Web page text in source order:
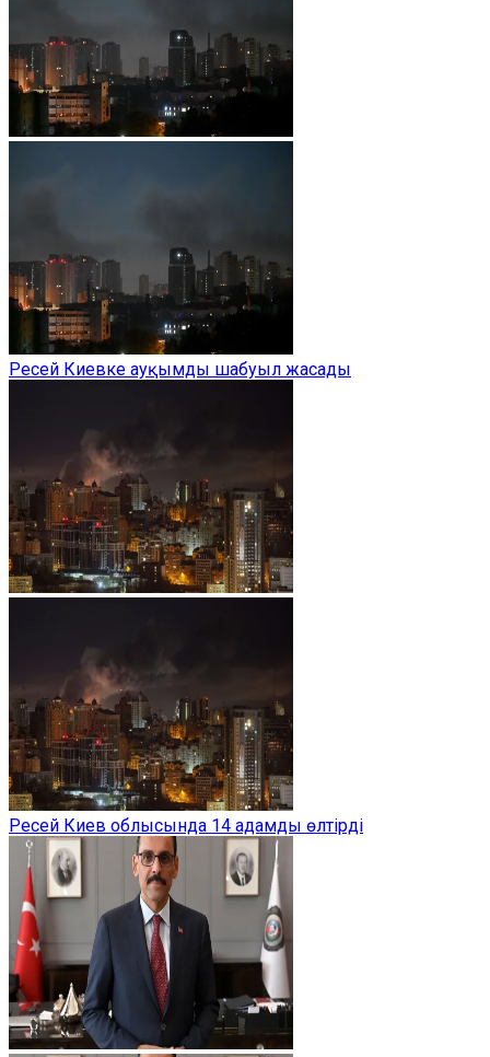
Ресей Киевке ауқымды шабуыл жасады
Ресей Киев облысында 14 адамды өлтірді